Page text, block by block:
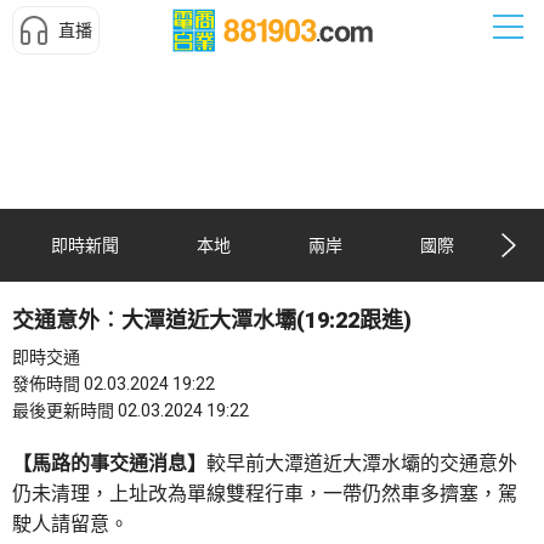
直播
即時新聞 本地 兩岸 國際
交通意外︰大潭道近大潭水壩(19:22跟進)
即時交通
發佈時間 02.03.2024 19:22
最後更新時間 02.03.2024 19:22
【馬路的事交通消息】 較早前大潭道近大潭水壩的交通意外
仍未清理，上址改為單線雙程行車，一帶仍然車多擠塞，駕
駛人請留意。